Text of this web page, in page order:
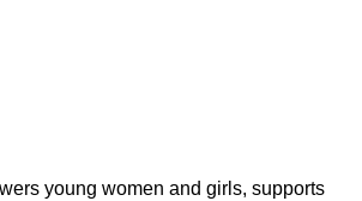
young women and girls, supports